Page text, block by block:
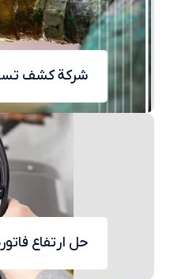
شركة كشف
حل ارتفاع